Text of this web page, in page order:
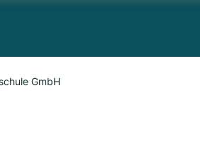
GmbH